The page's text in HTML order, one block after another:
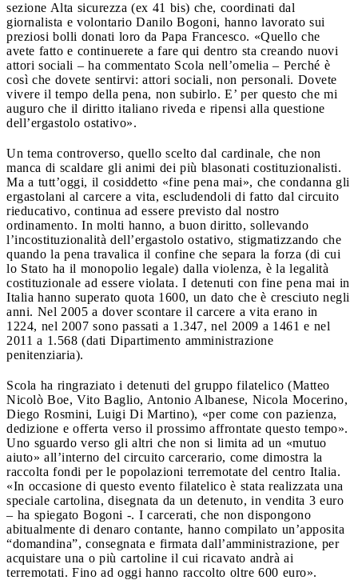
sezione Alta sicurezza (ex 41 bis) che, coordinati dal
giornalista e volontario Danilo Bogoni, hanno lavorato sui
preziosi bolli donati loro da Papa Francesco. «Quello che
avete fatto e continuerete a fare qui dentro sta creando nuovi
attori sociali – ha commentato Scola nell’omelia – Perché è
così che dovete sentirvi: attori sociali, non personali. Dovete
vivere il tempo della pena, non subirlo. E’ per questo che mi
auguro che il diritto italiano riveda e ripensi alla questione
dell’ergastolo ostativo».
Un tema controverso, quello scelto dal cardinale, che non
manca di scaldare gli animi dei più blasonati costituzionalisti.
Ma a tutt’oggi, il cosiddetto «fine pena mai», che condanna gli
ergastolani al carcere a vita, escludendoli di fatto dal circuito
rieducativo, continua ad essere previsto dal nostro
ordinamento. In molti hanno, a buon diritto, sollevando
l’incostituzionalità dell’ergastolo ostativo, stigmatizzando che
quando la pena travalica il confine che separa la forza (di cui
lo Stato ha il monopolio legale) dalla violenza, è la legalità
costituzionale ad essere violata. I detenuti con fine pena mai in
Italia hanno superato quota 1600, un dato che è cresciuto negli
anni. Nel 2005 a dover scontare il carcere a vita erano in
1224, nel 2007 sono passati a 1.347, nel 2009 a 1461 e nel
2011 a 1.568 (dati Dipartimento amministrazione
penitenziaria).
Scola ha ringraziato i detenuti del gruppo filatelico (Matteo
Nicolò Boe, Vito Baglio, Antonio Albanese, Nicola Mocerino,
Diego Rosmini, Luigi Di Martino), «per come con pazienza,
dedizione e offerta verso il prossimo affrontate questo tempo».
Uno sguardo verso gli altri che non si limita ad un «mutuo
aiuto» all’interno del circuito carcerario, come dimostra la
raccolta fondi per le popolazioni terremotate del centro Italia.
«In occasione di questo evento filatelico è stata realizzata una
speciale cartolina, disegnata da un detenuto, in vendita 3 euro
– ha spiegato Bogoni -. I carcerati, che non dispongono
abitualmente di denaro contante, hanno compilato un’apposita
“domandina”, consegnata e firmata dall’amministrazione, per
acquistare una o più cartoline il cui ricavato andrà ai
terremotati. Fino ad oggi hanno raccolto oltre 600 euro».